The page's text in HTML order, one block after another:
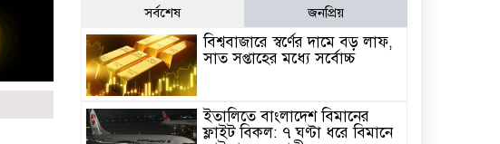
সর্বশেষ জনপ্রিয়
বিশ্ববাজারে স্বর্ণের দামে বড় লাফ,
সাত সপ্তাহের মধ্যে সর্বোচ্চ
ইতালিতে বাংলাদেশ বিমানের
ফ্লাইট বিকল: ৭ ঘণ্টা ধরে বিমানে